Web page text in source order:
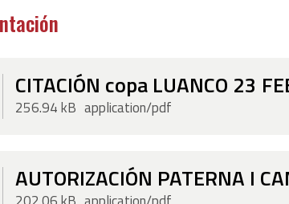
CITACIÓN copa LUANCO 23
256.94 kB application/pdf
AUTORIZACIÓN PATERNA I